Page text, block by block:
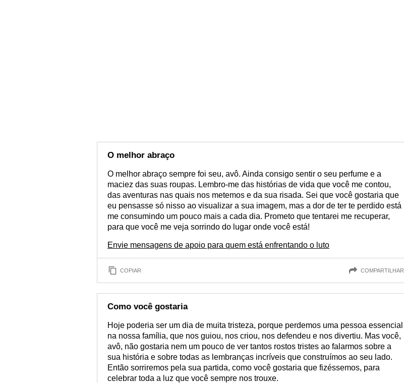
O melhor abraço
O melhor abraço sempre foi seu, avô. Ainda consigo sentir o seu perfume e a
maciez das suas roupas. Lembro-me das histórias de vida que você me contou,
das aventuras nas quais nos metemos e da sua risada. Sei que você gostaria que
eu pensasse só nisso ao visualizar a sua imagem, mas a dor de ter te perdido está
me consumindo um pouco mais a cada dia. Prometo que tentarei me recuperar,
para que você me veja sorrindo do lugar onde você está!
Envie mensagens de apoio para quem está enfrentando o luto
COPIAR COMPARTILHAR
Como você gostaria
Hoje poderia ser um dia de muita tristeza, porque perdemos uma pessoa essencial
na nossa família, que nos guiou, nos criou, nos defendeu e nos divertiu. Mas você,
avô, não gostaria nem um pouco de ver tantos rostos tristes ao falarmos sobre a
sua história e sobre todas as lembranças incríveis que construímos ao seu lado.
Então sorriremos pela sua partida, como você gostaria que fizéssemos, para
celebrar toda a luz que você sempre nos trouxe.